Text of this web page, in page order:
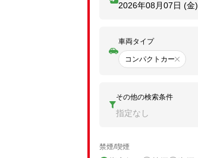
2026年08月07日 (金)
車両タイプ
コンパクトカー
その他の検索条件
指定なし
禁煙/喫煙